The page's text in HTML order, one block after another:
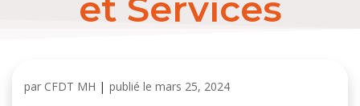
et Services
par CFDT MH | publié le mars 25, 2024